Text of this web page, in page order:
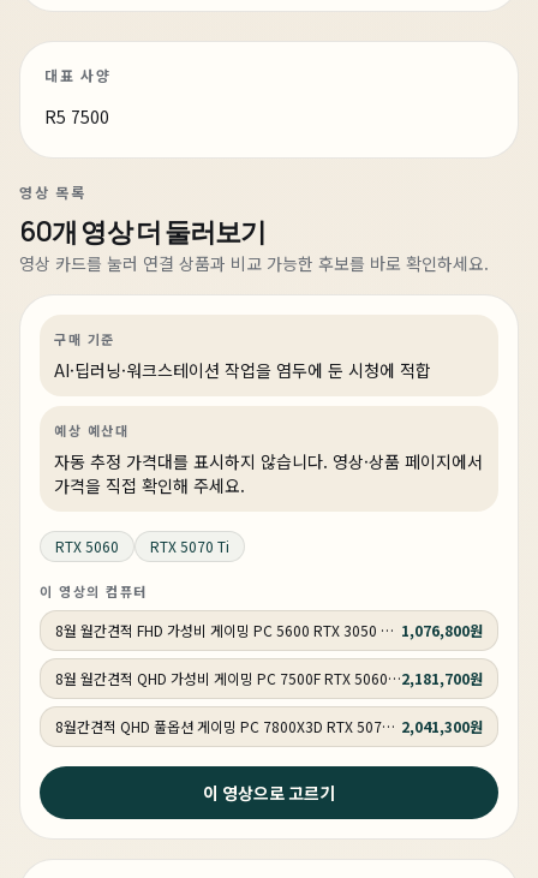
대표 사양
R5 7500
영상 목록
60개 영상 더 둘러보기
영상 카드를 눌러 연결 상품과 비교 가능한 후보를 바로 확인하세요.
AI·딥러닝
4일 전
최소한의 가격으로 최선의 성능을 담은 PC
구매 기준
AI·딥러닝·워크스테이션 작업을 염두에 둔 시청에 적합
예상 예산대
자동 추정 가격대를 표시하지 않습니다. 영상·상품 페이지에서
가격을 직접 확인해 주세요.
RTX 5060 RTX 5070 Ti
이 영상의 컴퓨터
8월 월간견적 FHD 가성비 게이밍 PC 5600 RTX 3050 GY513 1,076,800원
8월 월간견적 QHD 가성비 게이밍 PC 7500F RTX 5060 GY5142,181,700원
8월간견적 QHD 풀옵션 게이밍 PC 7800X3D RTX 5070 GY515 2,041,300원
이 영상으로 고르기
1주 전
이제 그만 망설이세요 지금 사는게 제일 쌉니다. 그리고 이
렇게 사세요